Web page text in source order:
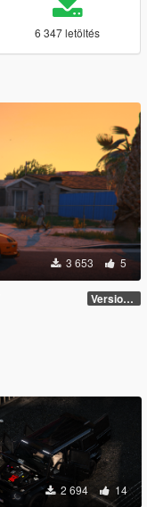
6 347 letöltés
3 653 5
Version 1.0
2 694 14